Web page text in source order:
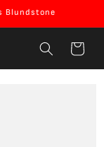
Blundstone
Panier